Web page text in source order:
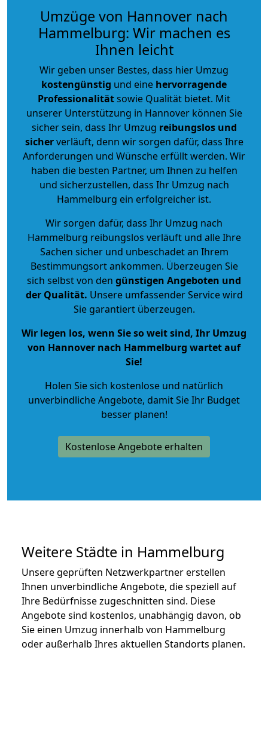
Umzüge von Hannover nach
Hammelburg: Wir machen es
Ihnen leicht
Wir geben unser Bestes, dass hier Umzug
kostengünstig und eine hervorragende
Professionalitätsowie Qualität bietet. Mit
unserer Unterstützung in Hannover können Sie
sicher sein, dass Ihr Umzug reibungslos und
sicherverläuft, denn wir sorgen dafür, dass Ihre
Anforderungen und Wünsche erfüllt werden. Wir
haben die besten Partner, um Ihnen zu helfen
und sicherzustellen, dass Ihr Umzug nach
Hammelburg ein erfolgreicher ist.
Wir sorgen dafür, dass Ihr Umzug nach
Hammelburg reibungslos verläuft und alle Ihre
Sachen sicher und unbeschadet an Ihrem
Bestimmungsort ankommen. Überzeugen Sie
sich selbst von den günstigen Angeboten und
der Qualität. Unsere umfassender Service wird
Sie garantiert überzeugen.
Wir legen los, wenn Sie so weit sind, Ihr Umzug
von Hannover nach Hammelburg wartet auf
Sie!
Holen Sie sich kostenlose und natürlich
unverbindliche Angebote, damit Sie Ihr Budget
besser planen!
Kostenlose Angebote erhalten
Weitere Städte in Hammelburg
Unsere geprüften Netzwerkpartner erstellen
Ihnen unverbindliche Angebote, die speziell auf
Ihre Bedürfnisse zugeschnitten sind. Diese
Angebote sind kostenlos, unabhängig davon, ob
Sie einen Umzug innerhalb von Hammelburg
oder außerhalb Ihres aktuellen Standorts planen.